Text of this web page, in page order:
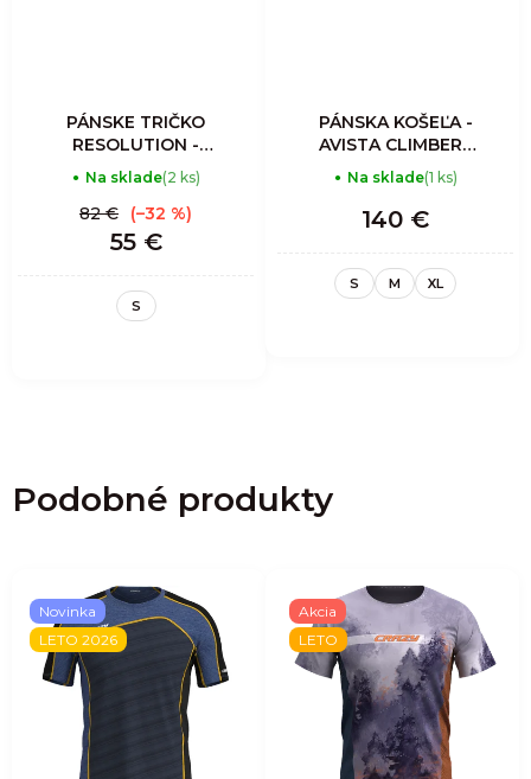
PÁNSKE TRIČKO
RESOLUTION -
SULPHUR
Na sklade(2 ks)
55 €
82 € (–32 %)
S
PÁNSKA KOŠEĽA -
AVISTA CLIMBERS
SHIRT MAN-
CORDUROY
ALMOND
Na sklade(1 ks)
140 €
S M XL
Podobné produkty
Novinka
LETO 2026
Akcia
LETO